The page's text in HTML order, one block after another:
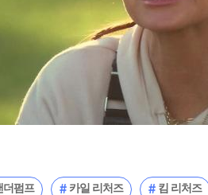
더펌프 카일 리처즈 킴 리처즈